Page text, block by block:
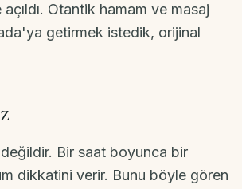
Otantik hamam ve masaj
getirmek istedik, orijinal
Bir saat boyunca bir
dikkatini verir. Bunu böyle gören